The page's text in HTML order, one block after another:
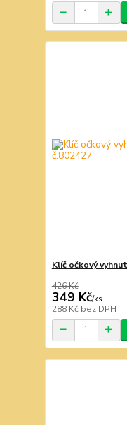
Klíč očkový
426 Kč
349 Kč/ks
288 Kč bez DPH